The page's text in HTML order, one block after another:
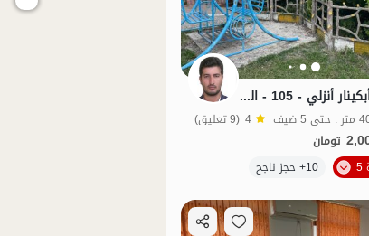
تأجير جناح في أبكينار أنزلي - 105 - الطابق الأرضي
4 (9 تعليق)
تومان
10+ حجز ناجح